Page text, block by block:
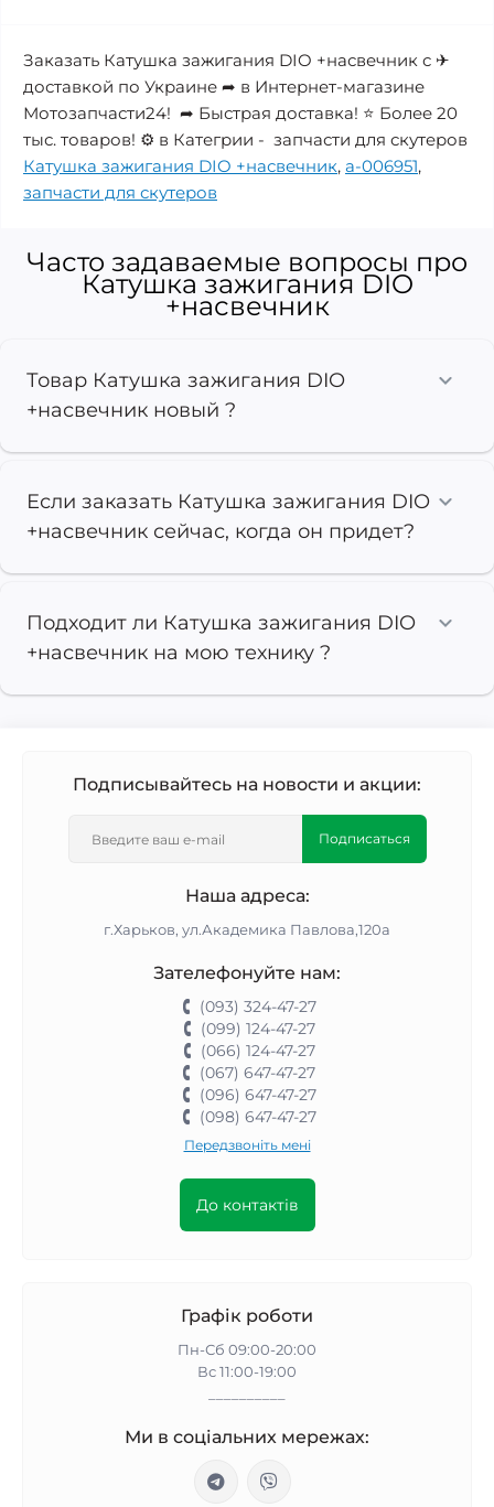
Заказать Катушка зажигания DIO +насвечник с ✈
доставкой по Украине ➦ в Интернет-магазине
Мотозапчасти24! ➦ Быстрая доставка! ⭐ Более 20
тыс. товаров! ⚙️ в Категрии - запчасти для скутеров
Катушка зажигания DIO +насвечник, a-006951,
запчасти для скутеров
Часто задаваемые вопросы про
Катушка зажигания DIO
+насвечник
Товар Катушка зажигания DIO
+насвечник новый ?
Если заказать Катушка зажигания DIO
+насвечник сейчас, когда он придет?
Подходит ли Катушка зажигания DIO
+насвечник на мою технику ?
Подписывайтесь на новости и акции:
Подписаться
Наша адреса:
г.Харьков, ул.Академика Павлова,120а
Зателефонуйте нам:
(093) 324-47-27
(099) 124-47-27
(066) 124-47-27
(067) 647-47-27
(096) 647-47-27
(098) 647-47-27
Передзвоніть мені
До контактів
Графік роботи
Пн-Сб 09:00-20:00
Вс 11:00-19:00
Ми в соціальних мережах: